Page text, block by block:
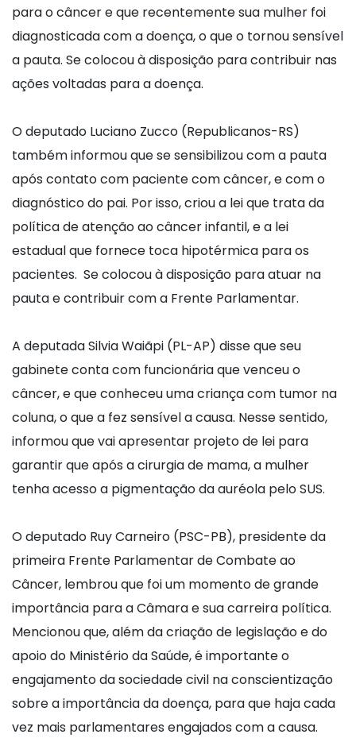
para o câncer e que recentemente sua mulher foi
diagnosticada com a doença, o que o tornou sensível
a pauta. Se colocou à disposição para contribuir nas
ações voltadas para a doença.
O deputado Luciano Zucco (Republicanos-RS)
também informou que se sensibilizou com a pauta
após contato com paciente com câncer, e com o
diagnóstico do pai. Por isso, criou a lei que trata da
política de atenção ao câncer infantil, e a lei
estadual que fornece toca hipotérmica para os
pacientes. Se colocou à disposição para atuar na
pauta e contribuir com a Frente Parlamentar.
A deputada Silvia Waiãpi (PL-AP) disse que seu
gabinete conta com funcionária que venceu o
câncer, e que conheceu uma criança com tumor na
coluna, o que a fez sensível a causa. Nesse sentido,
informou que vai apresentar projeto de lei para
garantir que após a cirurgia de mama, a mulher
tenha acesso a pigmentação da auréola pelo SUS.
O deputado Ruy Carneiro (PSC-PB), presidente da
primeira Frente Parlamentar de Combate ao
Câncer, lembrou que foi um momento de grande
importância para a Câmara e sua carreira política.
Mencionou que, além da criação de legislação e do
apoio do Ministério da Saúde, é importante o
engajamento da sociedade civil na conscientização
sobre a importância da doença, para que haja cada
vez mais parlamentares engajados com a causa.